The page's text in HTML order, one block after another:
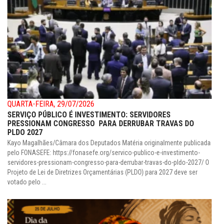
QUARTA-FEIRA, 29/07/2026
SERVIÇO PÚBLICO É INVESTIMENTO: SERVIDORES
PRESSIONAM CONGRESSO PARA DERRUBAR TRAVAS DO
PLDO 2027
Kayo Magalhães/Câmara dos Deputados Matéria originalmente publicada
pelo FONASEFE: https://fonasefe.org/servico-publico-e-investimento-
servidores-pressionam-congresso-para-derrubar-travas-do-pldo-2027/ O
Projeto de Lei de Diretrizes Orçamentárias (PLDO) para 2027 deve ser
votado pelo ...